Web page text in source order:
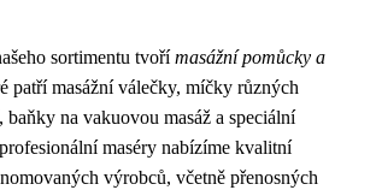
sortimentu tvořímasážní pomůcky a
patří masážní válečky, míčky různých
na vakuovou masáž a speciální
maséry nabízíme kvalitní
výrobců, včetně přenosných